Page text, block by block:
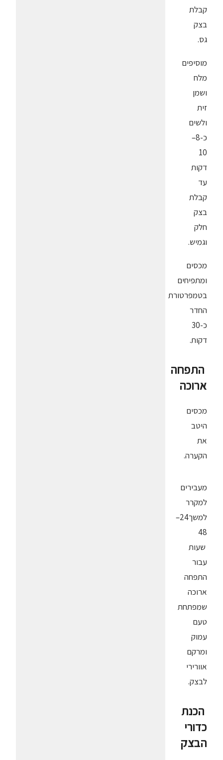
קבלת
בצק
גס.
מוסיפים
מלח
ושמן
זית
ולשים
כ-8–
10
דקות
עד
קבלת
בצק
חלק
וגמיש.
מכסים
ומתפיחים
בטמפרטורת
החדר
כ-30
דקות.
התפחה
ארוכה
מכסים
היטב
את
הקערה.
מעבירים
למקרר
למשך24–
48
שעות
עבור
התפחה
ארוכה
שמפתחת
טעם
עמוק
ומרקם
אוורירי
לבצק.
הכנת
כדורי
הבצק